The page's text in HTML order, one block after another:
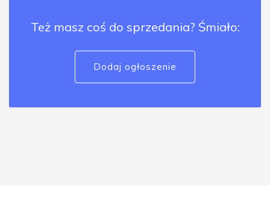
Też masz coś do sprzedania? Śmiało:
Dodaj ogłoszenie